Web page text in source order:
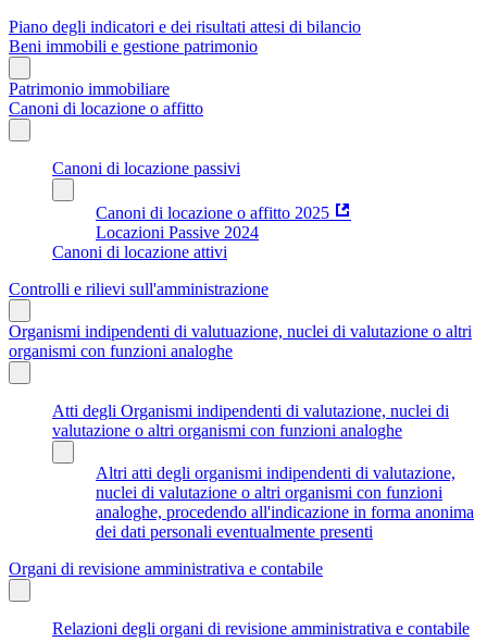
Piano degli indicatori e dei risultati attesi di bilancio
Beni immobili e gestione patrimonio
Patrimonio immobiliare
Canoni di locazione o affitto
Canoni di locazione passivi
Canoni di locazione o affitto 2025
Locazioni Passive 2024
Canoni di locazione attivi
Controlli e rilievi sull'amministrazione
Organismi indipendenti di valutuazione, nuclei di valutazione o altri
organismi con funzioni analoghe
Atti degli Organismi indipendenti di valutazione, nuclei di
valutazione o altri organismi con funzioni analoghe
Altri atti degli organismi indipendenti di valutazione,
nuclei di valutazione o altri organismi con funzioni
analoghe, procedendo all'indicazione in forma anonima
dei dati personali eventualmente presenti
Organi di revisione amministrativa e contabile
Relazioni degli organi di revisione amministrativa e contabile